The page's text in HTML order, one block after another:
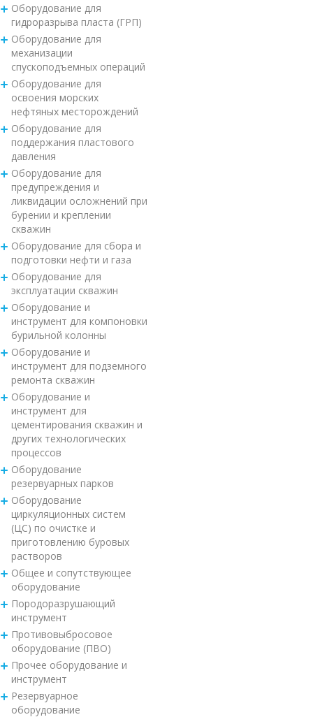
Оборудование для
гидроразрыва пласта (ГРП)
Оборудование для
механизации
спускоподъемных операций
Оборудование для
освоения морских
нефтяных месторождений
Оборудование для
поддержания пластового
давления
Оборудование для
предупреждения и
ликвидации осложнений при
бурении и креплении
скважин
Оборудование для сбора и
подготовки нефти и газа
Оборудование для
эксплуатации скважин
Оборудование и
инструмент для компоновки
бурильной колонны
Оборудование и
инструмент для подземного
ремонта скважин
Оборудование и
инструмент для
цементирования скважин и
других технологических
процессов
Оборудование
резервуарных парков
Оборудование
циркуляционных систем
(ЦС) по очистке и
приготовлению буровых
растворов
Общее и сопутствующее
оборудование
Породоразрушающий
инструмент
Противовыбросовое
оборудование (ПВО)
Прочее оборудование и
инструмент
Резервуарное
оборудование